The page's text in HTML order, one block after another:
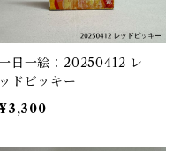
日一絵：20250412 レ
ッドビッキー